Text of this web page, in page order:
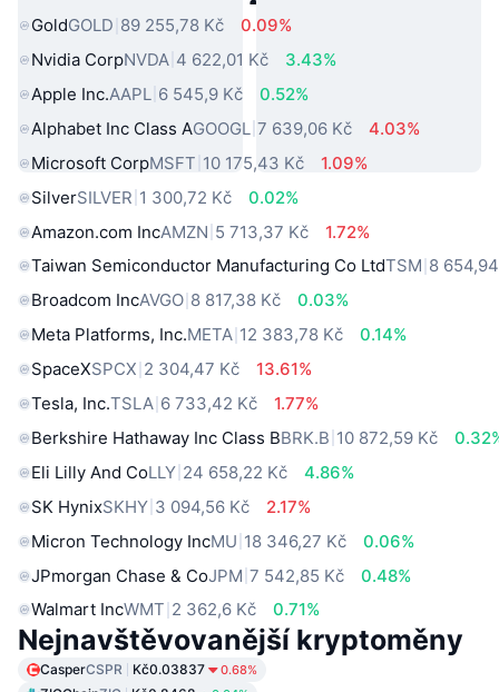
GoldGOLD 89 255,78 Kč
0.09%
Nvidia CorpNVDA 4 622,01 Kč
3.43%
Apple Inc.AAPL 6 545,9 Kč
0.52%
Alphabet Inc Class AGOOGL 7 639,06 Kč
4.03%
Microsoft CorpMSFT 10 175,43 Kč
1.09%
SilverSILVER 1 300,72 Kč
0.02%
Amazon.com IncAMZN 5 713,37 Kč
1.72%
Taiwan Semiconductor Manufacturing Co LtdTSM 8
Broadcom IncAVGO 8 817,38 Kč
0.03%
Meta Platforms, Inc.META 12 383,78 Kč
0.14%
SpaceXSPCX 2 304,47 Kč
13.61%
Tesla, Inc.TSLA 6 733,42 Kč
1.77%
Berkshire Hathaway Inc Class BBRK.B 10 872,59 Kč
Eli Lilly And CoLLY 24 658,22 Kč
4.86%
SK HynixSKHY 3 094,56 Kč
2.17%
Micron Technology IncMU 18 346,27 Kč
0.06%
JPmorgan Chase & CoJPM 7 542,85 Kč
0.48%
Walmart IncWMT 2 362,6 Kč 0.71%
Nejnavštěvovanější kryptoměny
CasperCSPR Kč0.03837 0.68%